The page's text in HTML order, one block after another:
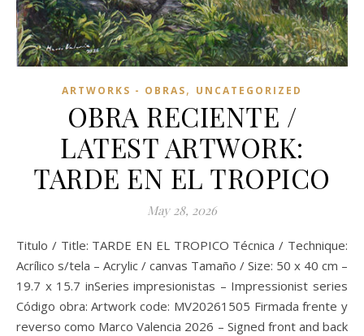
ARTWORKS - OBRAS, UNCATEGORIZED
OBRA RECIENTE /
LATEST ARTWORK:
TARDE EN EL TROPICO
May 28, 2026
Titulo / Title: TARDE EN EL TROPICO Técnica / Technique:
Acrílico s/tela – Acrylic / canvas Tamaño / Size: 50 x 40 cm –
19.7 x 15.7 inSeries impresionistas – Impressionist series
Código obra: Artwork code: MV20261505 Firmada frente y
reverso como Marco Valencia 2026 – Signed front and back